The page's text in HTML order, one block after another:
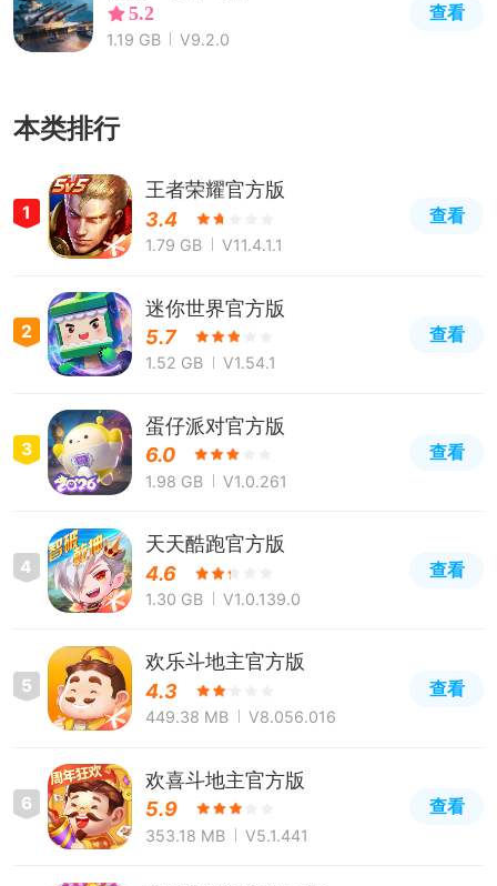
5.2
1.19 GB V9.2.0
查看
本类排行
1
王者荣耀官方版
3.4
1.79 GB V11.4.1.1
查看
2
迷你世界官方版
5.7
1.52 GB V1.54.1
查看
3
蛋仔派对官方版
6.0
1.98 GB V1.0.261
查看
4
天天酷跑官方版
4.6
1.30 GB V1.0.139.0
查看
5
欢乐斗地主官方版
4.3
449.38 MB V8.056.016
查看
6
欢喜斗地主官方版
5.9
353.18 MB V5.1.441
查看